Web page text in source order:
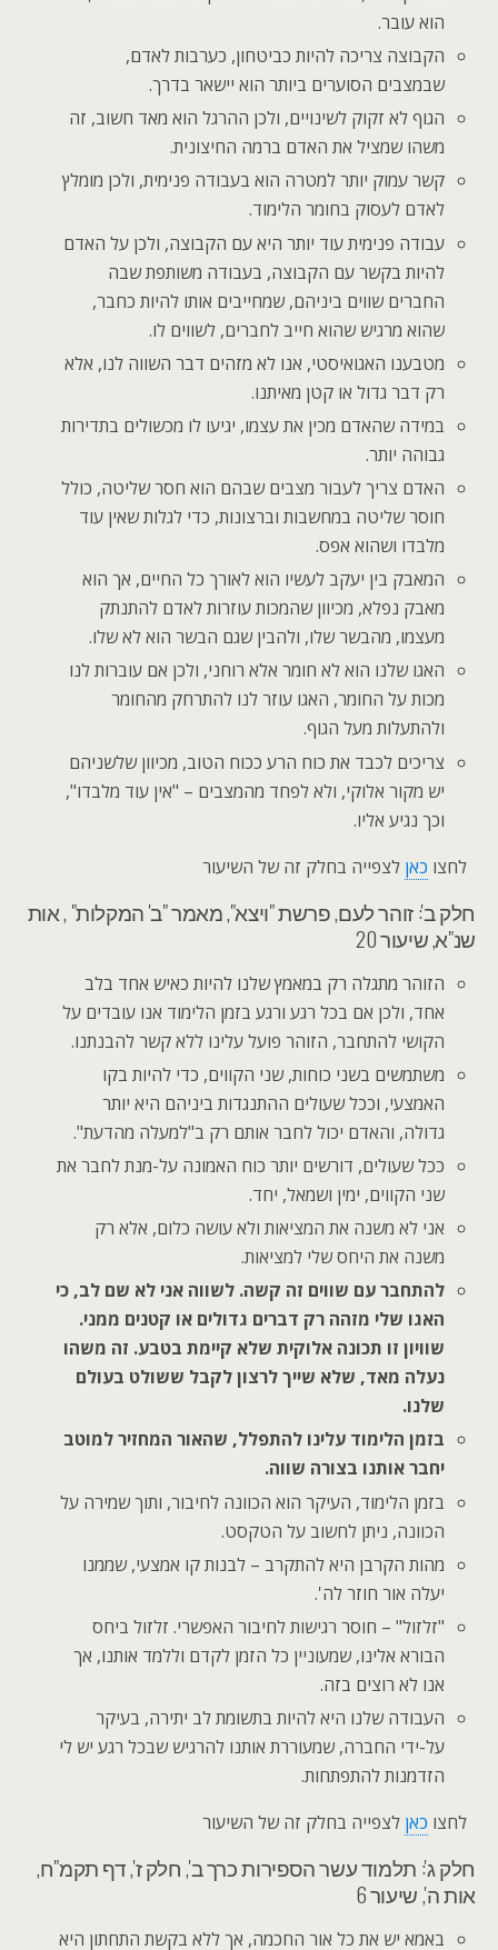
הוא עובר.
הקבוצה צריכה להיות כביטחון, כערבות לאדם,
שבמצבים הסוערים ביותר הוא יישאר בדרך.
הגוף לא זקוק לשינויים, ולכן ההרגל הוא מאד חשוב, זה
משהו שמציל את האדם ברמה החיצונית.
קשר עמוק יותר למטרה הוא בעבודה פנימית, ולכן מומלץ
לאדם לעסוק בחומר הלימוד.
עבודה פנימית עוד יותר היא עם הקבוצה, ולכן על האדם
להיות בקשר עם הקבוצה, בעבודה משותפת שבה
החברים שווים ביניהם, שמחייבים אותו להיות כחבר,
שהוא מרגיש שהוא חייב לחברים, לשווים לו.
מטבענו האגואיסטי, אנו לא מזהים דבר השווה לנו, אלא
רק דבר גדול או קטן מאיתנו.
במידה שהאדם מכין את עצמו, יגיעו לו מכשולים בתדירות
גבוהה יותר.
האדם צריך לעבור מצבים שבהם הוא חסר שליטה, כולל
חוסר שליטה במחשבות וברצונות, כדי לגלות שאין עוד
מלבדו ושהוא אפס.
המאבק בין יעקב לעשיו הוא לאורך כל החיים, אך הוא
מאבק נפלא, מכיוון שהמכות עוזרות לאדם להתנתק
מעצמו, מהבשר שלו, ולהבין שגם הבשר הוא לא שלו.
האגו שלנו הוא לא חומר אלא רוחני, ולכן אם עוברות לנו
מכות על החומר, האגו עוזר לנו להתרחק מהחומר
ולהתעלות מעל הגוף.
צריכים לכבד את כוח הרע ככוח הטוב, מכיוון שלשניהם
יש מקור אלוקי, ולא לפחד מהמצבים – "אין עוד מלבדו",
וכך נגיע אליו.
לחצו כאן לצפייה בחלק זה של השיעור
חלק ב': זוהר לעם, פרשת "ויצא", מאמר "ב' המקלות" , אות
שנ"א, שיעור 20
הזוהר מתגלה רק במאמץ שלנו להיות כאיש אחד בלב
אחד, ולכן אם בכל רגע ורגע בזמן הלימוד אנו עובדים על
הקושי להתחבר, הזוהר פועל עלינו ללא קשר להבנתנו.
משתמשים בשני כוחות, שני הקווים, כדי להיות בקו
האמצעי, וככל שעולים ההתנגדות ביניהם היא יותר
גדולה, והאדם יכול לחבר אותם רק ב"למעלה מהדעת".
ככל שעולים, דורשים יותר כוח האמונה על-מנת לחבר את
שני הקווים, ימין ושמאל, יחד.
אני לא משנה את המציאות ולא עושה כלום, אלא רק
משנה את היחס שלי למציאות.
להתחבר עם שווים זה קשה. לשווה אני לא שם לב, כי
האגו שלי מזהה רק דברים גדולים או קטנים ממני.
שוויון זו תכונה אלוקית שלא קיימת בטבע. זה משהו
נעלה מאד, שלא שייך לרצון לקבל ששולט בעולם
שלנו.
בזמן הלימוד עלינו להתפלל, שהאור המחזיר למוטב
יחבר אותנו בצורה שווה.
בזמן הלימוד, העיקר הוא הכוונה לחיבור, ותוך שמירה על
הכוונה, ניתן לחשוב על הטקסט.
מהות הקרבן היא להתקרב – לבנות קו אמצעי, שממנו
יעלה אור חוזר לה'.
"זלזול" – חוסר רגישות לחיבור האפשרי. זלזול ביחס
הבורא אלינו, שמעוניין כל הזמן לקדם וללמד אותנו, אך
אנו לא רוצים בזה.
העבודה שלנו היא להיות בתשומת לב יתירה, בעיקר
על-ידי החברה, שמעוררת אותנו להרגיש שבכל רגע יש לי
הזדמנות להתפתחות.
לחצו כאן לצפייה בחלק זה של השיעור
חלק ג': תלמוד עשר הספירות כרך ב', חלק ז', דף תקמ"ח,
אות ה', שיעור 6
באמא יש את כל אור החכמה, אך ללא בקשת התחתון היא